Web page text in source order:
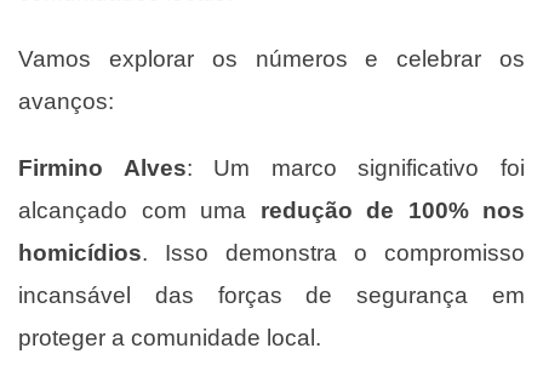
Vamos explorar os números e celebrar os
avanços:
Firmino Alves: Um marco significativo foi
alcançado com uma redução de 100% nos
homicídios. Isso demonstra o compromisso
incansável das forças de segurança em
proteger a comunidade local.